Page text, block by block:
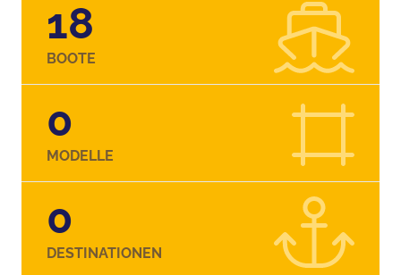
18
BOOTE
0
MODELLE
0
DESTINATIONEN